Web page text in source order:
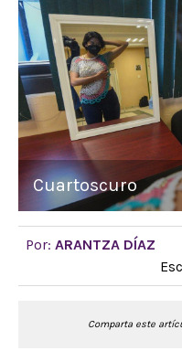
Cuartoscuro
Por: ARANTZA DÍAZ
Comparta este